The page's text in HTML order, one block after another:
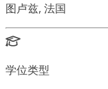
图卢兹, 法国
学位类型